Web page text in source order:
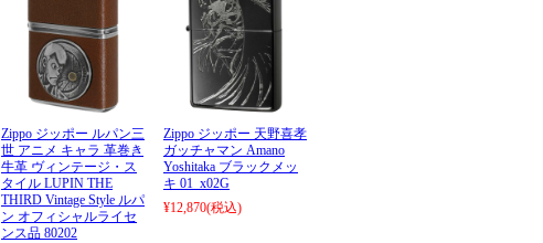
Zippo ジッポー ルパン三
世 アニメ キャラ 革巻き
牛革 ヴィンテージ・ス
タイル LUPIN THE
THIRD Vintage Style ルパ
ン オフィシャルライセ
ンス品 80202
Zippo ジッポー 天野喜孝
ガッチャマン Amano
Yoshitaka ブラックメッ
キ 01_x02G
¥12,870(税込)